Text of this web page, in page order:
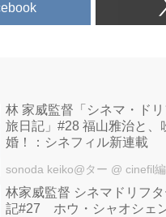
林 家威監督「シネマ・ド
旅日記」#28 福山雅治と、
婚！：シネフィル新連載
sonoda keiko@ター @ cinefil
林家威監督 シネマドリフ
記#27 ホウ・シャオシェ